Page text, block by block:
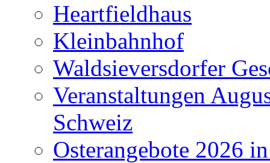
Heartfieldhaus
Kleinbahnhof
Waldsieversdorfer
Veranstaltungen
Schweiz
Osterangebote 2026